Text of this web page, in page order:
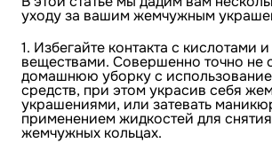
уходу за вашим жемчужным
1. Избегайте контакта с кислотами
веществами. Совершенно точно не
домашнюю уборку с
средств, при этом украсив себя
украшениями, или затевать
применением жидкостей для
жемчужных кольцах.